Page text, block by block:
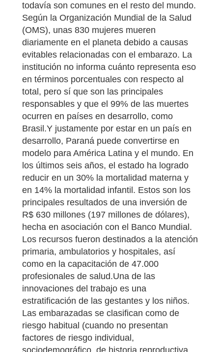
todavía son comunes en el resto del mundo.
Según la Organización Mundial de la Salud
(OMS), unas 830 mujeres mueren
diariamente en el planeta debido a causas
evitables relacionadas con el embarazo. La
institución no informa cuánto representa eso
en términos porcentuales con respecto al
total, pero sí que son las principales
responsables y que el 99% de las muertes
ocurren en países en desarrollo, como
Brasil.Y justamente por estar en un país en
desarrollo, Paraná puede convertirse en
modelo para América Latina y el mundo. En
los últimos seis años, el estado ha logrado
reducir en un 30% la mortalidad materna y
en 14% la mortalidad infantil. Estos son los
principales resultados de una inversión de
R$ 630 millones (197 millones de dólares),
hecha en asociación con el Banco Mundial.
Los recursos fueron destinados a la atención
primaria, ambulatorios y hospitales, así
como en la capacitación de 47.000
profesionales de salud.Una de las
innovaciones del trabajo es una
estratificación de las gestantes y los niños.
Las embarazadas se clasifican como de
riesgo habitual (cuando no presentan
factores de riesgo individual,
sociodemográfico, de historia reproductiva